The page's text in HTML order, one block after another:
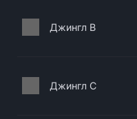
Джингл B
Джингл C